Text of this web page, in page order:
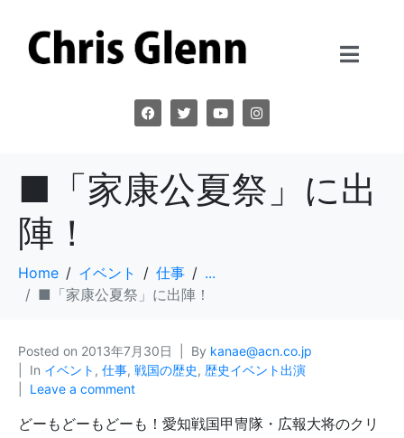
■「家康公夏祭」に出
陣！
Home イベント 仕事
...
■「家康公夏祭」に出陣！
Posted on 2013年7月30日 By kanae@acn.co.jp
In イベント , 仕事, 戦国の歴史, 歴史イベント出演
Leave a comment
どーもどーもどーも！愛知戦国甲冑隊・広報大将のクリ